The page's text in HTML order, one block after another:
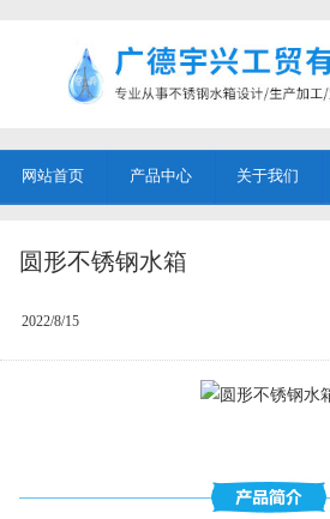
网站首页 产品中心 关于我们
圆形不锈钢水箱
2022/8/15